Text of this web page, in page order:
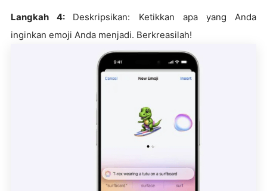
Langkah 4: Deskripsikan: Ketikkan apa yang Anda
inginkan emoji Anda menjadi. Berkreasilah!